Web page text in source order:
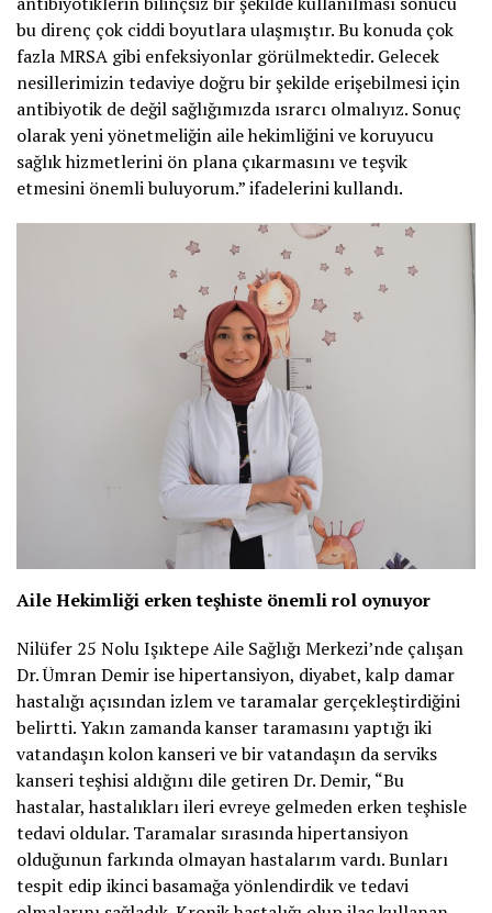
bu direnç çok ciddi boyutlara ulaşmıştır. Bu konuda çok
fazla MRSA gibi enfeksiyonlar görülmektedir. Gelecek
nesillerimizin tedaviye doğru bir şekilde erişebilmesi için
antibiyotik de değil sağlığımızda ısrarcı olmalıyız. Sonuç
olarak yeni yönetmeliğin aile hekimliğini ve koruyucu
sağlık hizmetlerini ön plana çıkarmasını ve teşvik
etmesini önemli buluyorum.” ifadelerini kullandı.
Aile Hekimliği erken teşhiste önemli rol oynuyor
Nilüfer 25 Nolu Işıktepe Aile Sağlığı Merkezi’nde çalışan
Dr. Ümran Demir ise hipertansiyon, diyabet, kalp damar
hastalığı açısından izlem ve taramalar gerçekleştirdiğini
belirtti. Yakın zamanda kanser taramasını yaptığı iki
vatandaşın kolon kanseri ve bir vatandaşın da serviks
kanseri teşhisi aldığını dile getiren Dr. Demir, “Bu
hastalar, hastalıkları ileri evreye gelmeden erken teşhisle
tedavi oldular. Taramalar sırasında hipertansiyon
olduğunun farkında olmayan hastalarım vardı. Bunları
tespit edip ikinci basamağa yönlendirdik ve tedavi